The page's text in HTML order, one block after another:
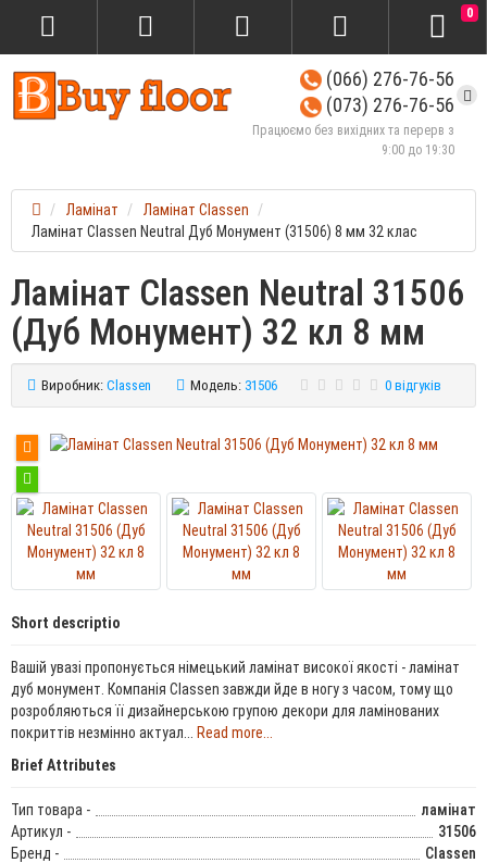
(066) 276-76-56
(073) 276-76-56
Працюємо без вихідних та перерв з
9:00 до 19:30
0
Ламінат
Ламінат Classen
Ламінат Classen Neutral Дуб Монумент (31506) 8 мм 32 клас
Ламінат Classen Neutral 31506
(Дуб Монумент) 32 кл 8 мм
Виробник: Classen Модель: 31506 0 відгуків
Short descriptio
Вашій увазі пропонується німецький ламінат високої якості - ламінат
дуб монумент. Компанія Classen завжди йде в ногу з часом, тому що
розробляються її дизайнерською групою декори для ламінованих
покриттів незмінно актуал... Read more...
Brief Attributes
Тип товара -
ламінат
Артикул -
31506
Бренд -
Classen